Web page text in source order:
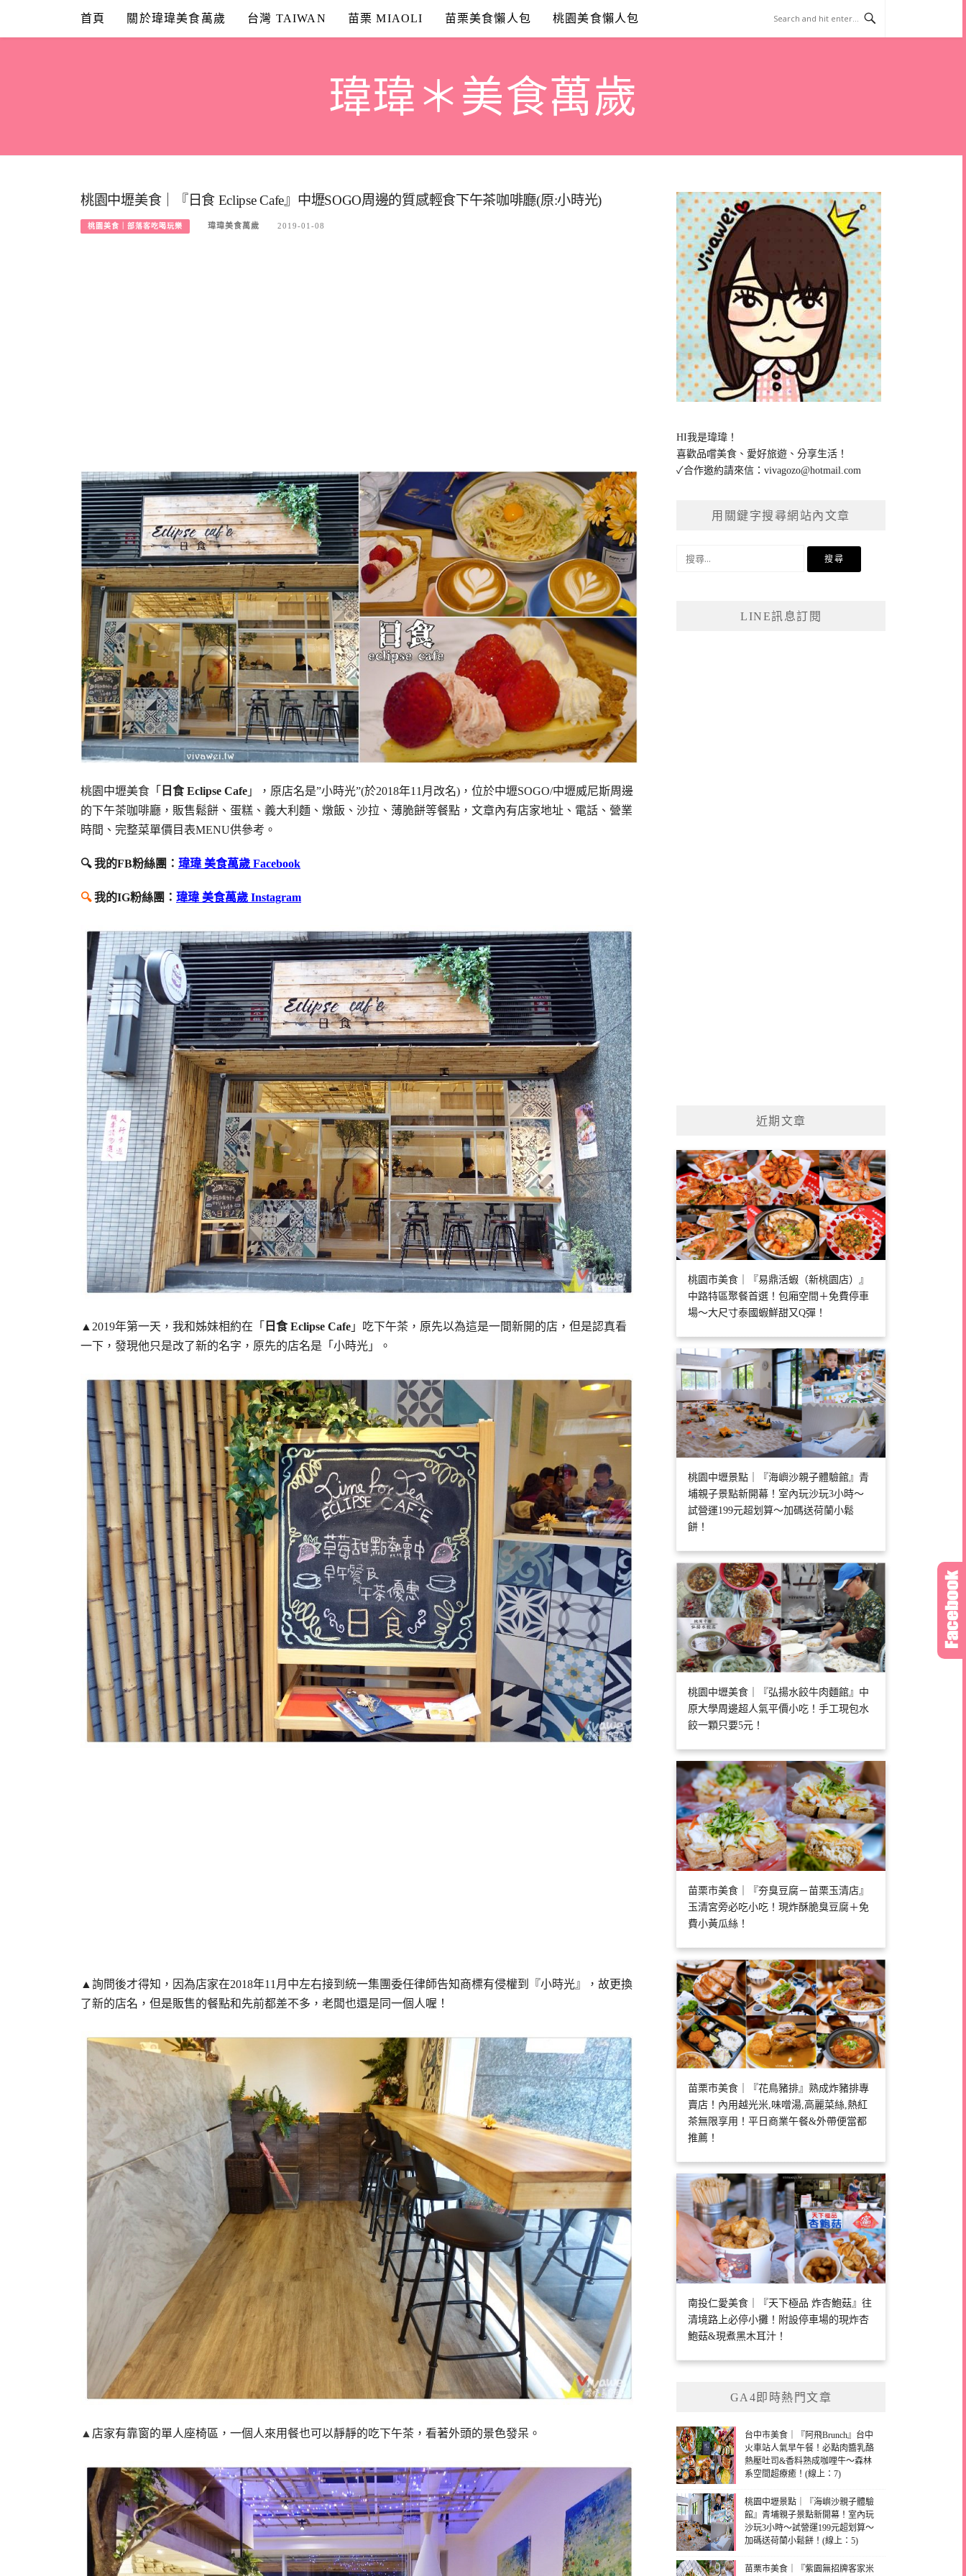
content
首頁 關於瑋瑋美食萬歲 台灣 TAIWAN 苗栗 MIAOLI 苗栗美食懶人包 桃園美食懶人包
瑋瑋＊美食萬歲
桃園中壢美食｜『日食 Eclipse Cafe』中壢SOGO周邊的質感輕食下午茶咖啡廳(原:小時光)
桃園美食｜部落客吃喝玩樂 瑋瑋美食萬歲 2019-01-08
桃園中壢美食「 日食 Eclipse Cafe 」，原店名是”小時光”(於2018年11月改名)，位於中壢SOGO/中壢威尼斯周邊
的下午茶咖啡廳，販售鬆餅、蛋糕、義大利麵、燉飯、沙拉、薄脆餅等餐點，文章內有店家地址、電話、營業
時間、完整菜單價目表MENU供參考。
🔍 我的FB粉絲團： 瑋瑋 美食萬歲 Facebook
🔍我的IG粉絲團： 瑋瑋 美食萬歲 Instagram
▲2019年第一天，我和姊妹相約在「 日食 Eclipse Cafe 」吃下午茶，原先以為這是一間新開的店，但是認真看
一下，發現他只是改了新的名字，原先的店名是「小時光」。
▲詢問後才得知，因為店家在2018年11月中左右接到統一集團委任律師告知商標有侵權到『小時光』，故更換
了新的店名，但是販售的餐點和先前都差不多，老闆也還是同一個人喔！
▲ 店家有靠窗的單人座椅區，一個人來用餐也可以靜靜的吃下午茶，看著外頭的景色發呆。
HI我是瑋瑋！
喜歡品嚐美食、愛好旅遊、分享生活！
✓合作邀約請來信：vivagozo@hotmail.com
用關鍵字搜尋網站內文章
LINE訊息訂閱
近期文章
桃園市美食｜『易鼎活蝦（新桃園店）』
中路特區聚餐首選！包廂空間＋免費停車
場～大尺寸泰國蝦鮮甜又Q彈！
桃園中壢景點｜『海嶼沙親子體驗館』青
埔親子景點新開幕！室內玩沙玩3小時～
試營運199元超划算～加碼送荷蘭小鬆
餅！
桃園中壢美食｜『弘揚水餃牛肉麵館』中
原大學周邊超人氣平價小吃！手工現包水
餃一顆只要5元！
苗栗市美食｜『夯臭豆腐－苗栗玉清店』
玉清宮旁必吃小吃！現炸酥脆臭豆腐＋免
費小黃瓜絲！
苗栗市美食｜『花鳥豬排』熟成炸豬排專
賣店！內用越光米,味噌湯,高麗菜絲,熱紅
茶無限享用！平日商業午餐&外帶便當都
推薦！
南投仁愛美食｜『天下極品 炸杏鮑菇』往
清境路上必停小攤！附設停車場的現炸杏
鮑菇&現煮黑木耳汁！
GA4即時熱門文章
台中市美食｜『阿飛Brunch』台中
火車站人氣早午餐！必點肉醬乳酪
熱壓吐司&香料熟成咖哩牛～森林
系空間超療癒！(線上：7)
桃園中壢景點｜『海嶼沙親子體驗
館』青埔親子景點新開幕！室內玩
沙玩3小時～試營運199元超划算～
加碼送荷蘭小鬆餅！(線上：5)
苗栗市美食｜『紫園無招牌客家米